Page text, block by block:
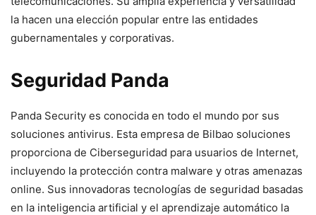
la hacen una elección popular entre las entidades
gubernamentales y corporativas.
Seguridad Panda
Panda Security es conocida en todo el mundo por sus
soluciones antivirus. Esta empresa de Bilbao soluciones
proporciona de Ciberseguridad para usuarios de Internet,
incluyendo la protección contra malware y otras amenazas
online. Sus innovadoras tecnologías de seguridad basadas
en la inteligencia artificial y el aprendizaje automático la